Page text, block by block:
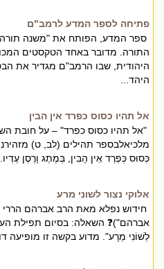
פתיחה לספר המדע לרמב"ם
ספר המדע, הפותח את "משנה
התורה. מדובר באחד הטקסטים
היהודית, שבו הרמב"ם מגדיר את
היהד...
אל תהיו כסוס כפרד אין הבין
"אל תהיו כסוס כפרד" – על חובת
מלכיאלבספר תהילים (לב, ט)
כְּסוּס כְּפֶרֶד אֵין הָבִין, בְּמֶתֶג וָרֶסֶן עֶדְיו...
אלוקי נצור לשוני מרע
חידוש נפלא מאת הרב אברהם הררי
אברהם")❓ השאלה: בסיום תפילת
לְשׁוֹנִי מֵרָע". מדוע בקשה זו מופיעה